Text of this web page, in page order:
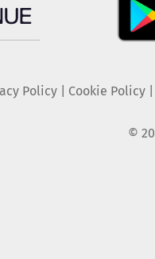
Policy| Cookie Policy|
©